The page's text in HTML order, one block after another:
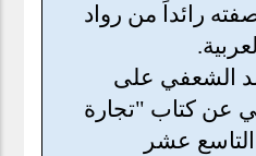
بصفته رائداً من رواد
الشعفي على
عن كتاب "تجارة
عشر